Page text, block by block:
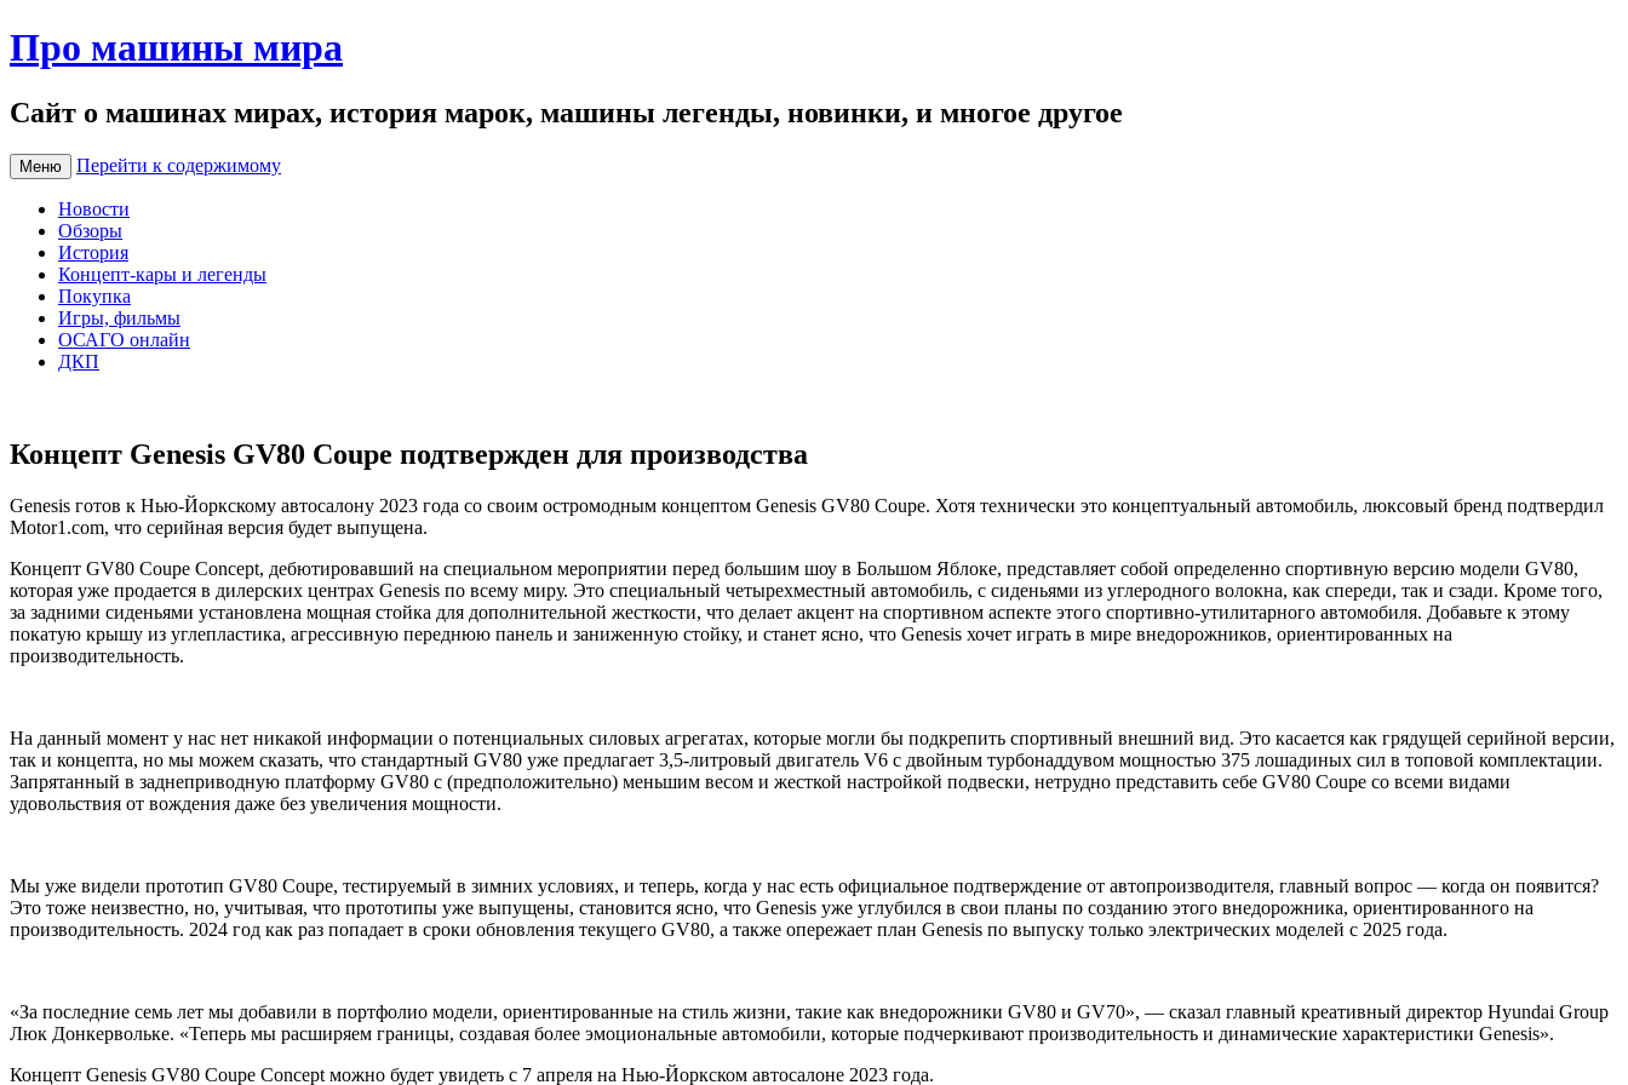
Про машины мира
Сайт о машинах мирах, история марок, машины легенды, новинки, и многое другое
Меню Перейти к содержимому
Новости
Обзоры
История
Концепт-кары и легенды
Покупка
Игры, фильмы
ОСАГО онлайн
ДКП
Концепт Genesis GV80 Coupe подтвержден для производства
Genesis готов к Нью-Йоркскому автосалону 2023 года со своим остромодным концептом Genesis GV80 Coupe. Хотя технически это концептуальный автомобиль, люксовый бренд подтвердил
Motor1.com, что серийная версия будет выпущена.
Концепт GV80 Coupe Concept, дебютировавший на специальном мероприятии перед большим шоу в Большом Яблоке, представляет собой определенно спортивную версию модели GV80,
которая уже продается в дилерских центрах Genesis по всему миру. Это специальный четырехместный автомобиль, с сиденьями из углеродного волокна, как спереди, так и сзади. Кроме того,
за задними сиденьями установлена мощная стойка для дополнительной жесткости, что делает акцент на спортивном аспекте этого спортивно-утилитарного автомобиля. Добавьте к этому
покатую крышу из углепластика, агрессивную переднюю панель и заниженную стойку, и станет ясно, что Genesis хочет играть в мире внедорожников, ориентированных на
производительность.
На данный момент у нас нет никакой информации о потенциальных силовых агрегатах, которые могли бы подкрепить спортивный внешний вид. Это касается как грядущей серийной версии,
так и концепта, но мы можем сказать, что стандартный GV80 уже предлагает 3,5-литровый двигатель V6 с двойным турбонаддувом мощностью 375 лошадиных сил в топовой комплектации.
Запрятанный в заднеприводную платформу GV80 с (предположительно) меньшим весом и жесткой настройкой подвески, нетрудно представить себе GV80 Coupe со всеми видами
удовольствия от вождения даже без увеличения мощности.
Мы уже видели прототип GV80 Coupe, тестируемый в зимних условиях, и теперь, когда у нас есть официальное подтверждение от автопроизводителя, главный вопрос — когда он появится?
Это тоже неизвестно, но, учитывая, что прототипы уже выпущены, становится ясно, что Genesis уже углубился в свои планы по созданию этого внедорожника, ориентированного на
производительность. 2024 год как раз попадает в сроки обновления текущего GV80, а также опережает план Genesis по выпуску только электрических моделей с 2025 года.
«За последние семь лет мы добавили в портфолио модели, ориентированные на стиль жизни, такие как внедорожники GV80 и GV70», — сказал главный креативный директор Hyundai Group
Люк Донкервольке. «Теперь мы расширяем границы, создавая более эмоциональные автомобили, которые подчеркивают производительность и динамические характеристики Genesis».
Концепт Genesis GV80 Coupe Concept можно будет увидеть с 7 апреля на Нью-Йоркском автосалоне 2023 года.